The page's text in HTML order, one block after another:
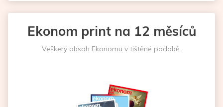
Ekonom print na 12 měsíců
Veškerý obsah Ekonomu v tištěné podobě.